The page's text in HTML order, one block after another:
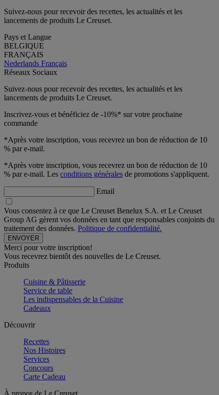
Suivez-nous pour recevoir des recettes, les actualités et les
lancements de produits Le Creuset.
Pays et Langue
BELGIQUE
FRANÇAIS
Nederlands Français
Réseaux Sociaux
Suivez-nous pour recevoir des recettes, les actualités et les
lancements de produits Le Creuset.
Inscrivez-vous et bénéficiez de -10%* sur votre prochaine
commande
*Après votre inscription, vous recevrez un bon de réduction de 10
% par e-mail.
*Après votre inscription, vous recevrez un bon de réduction de 10
% par e-mail. Les conditions générales de promotions s'appliquent.
Email
Vous consentez à ce que Le Creuset Benelux S.A. et Le Creuset
Group AG gèrent vos données en tant que responsables conjoints du
traitement des données. Politique de confidentialité.
Merci pour votre inscription!
Vous recevrez bientôt des nouvelles de Le Creuset.
Produits
Cuisine & Pâtisserie
Service de table
Les indispensables de la Cuisine
Cadeaux
Découvrir
Recettes
Nos Histoires
Services
Concours
Carte Cadeau